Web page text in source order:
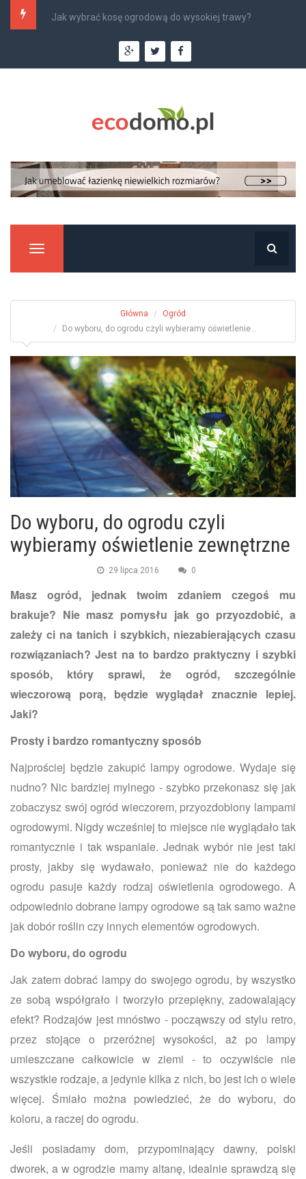
Najlepsi monterzy klimatyzacji w Krakowie –...
Manu
Główna
Ogród
Do wyboru, do ogrodu czyli wybieramy oświetlenie...
Do wyboru, do ogrodu czyli
wybieramy oświetlenie zewnętrzne
29 lipca 2016 0
Masz ogród, jednak twoim zdaniem czegoś mu
brakuje? Nie masz pomysłu jak go przyozdobić, a
zależy ci na tanich i szybkich, niezabierających czasu
rozwiązaniach? Jest na to bardzo praktyczny i szybki
sposób, który sprawi, że ogród, szczególnie
wieczorową porą, będzie wyglądał znacznie lepiej.
Jaki?
Prosty i bardzo romantyczny sposób
Najprościej będzie zakupić lampy ogrodowe. Wydaje się
nudno? Nic bardziej mylnego - szybko przekonasz się jak
zobaczysz swój ogród wieczorem, przyozdobiony lampami
ogrodowymi. Nigdy wcześniej to miejsce nie wyglądało tak
romantycznie i tak wspaniale. Jednak wybór nie jest taki
prosty, jakby się wydawało, ponieważ nie do każdego
ogrodu pasuje każdy rodzaj oświetlenia ogrodowego. A
odpowiednio dobrane lampy ogrodowe są tak samo ważne
jak dobór roślin czy innych elementów ogrodowych.
Do wyboru, do ogrodu
Jak zatem dobrać lampy do swojego ogrodu, by wszystko
ze sobą współgrało i tworzyło przepiękny, zadowalający
efekt? Rodzajów jest mnóstwo - począwszy od stylu retro,
przez stojące o przeróżnej wysokości, aż po lampy
umieszczane całkowicie w ziemi - to oczywiście nie
wszystkie rodzaje, a jedynie kilka z nich, bo jest ich o wiele
więcej. Śmiało można powiedzieć, że do wyboru, do
koloru, a raczej do ogrodu.
Jeśli posiadamy dom, przypominający dawny, polski
dworek, a w ogrodzie mamy altanę, idealnie sprawdzą się